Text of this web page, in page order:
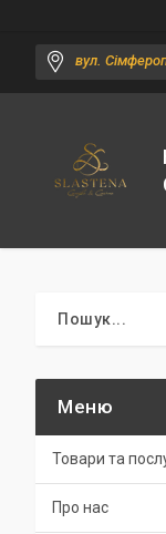
вул.
Товари та
Про нас